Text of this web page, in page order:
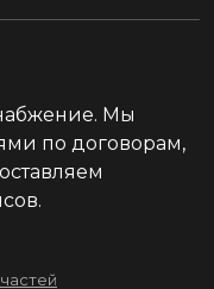
Мы
по договорам,